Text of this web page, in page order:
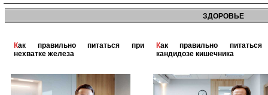
ЗДОРОВЬЕ
Как правильно питаться при
нехватке железа
Как правильно питаться при
кандидозе кишечника